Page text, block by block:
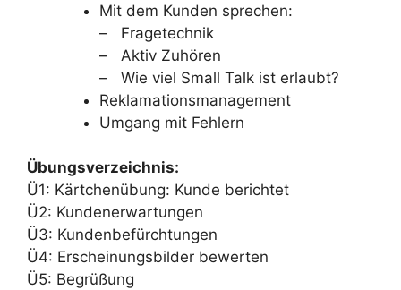
Mit dem Kunden sprechen:
– Fragetechnik
– Aktiv Zuhören
– Wie viel Small Talk ist erlaubt?
Reklamationsmanagement
Umgang mit Fehlern
Übungsverzeichnis:
Ü1: Kärtchenübung: Kunde berichtet
Ü2: Kundenerwartungen
Ü3: Kundenbefürchtungen
Ü4: Erscheinungsbilder bewerten
Ü5: Begrüßung